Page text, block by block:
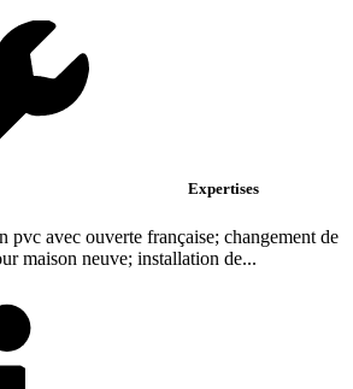
Expertises
pvc avec ouverte française; changement de
maison neuve; installation de...